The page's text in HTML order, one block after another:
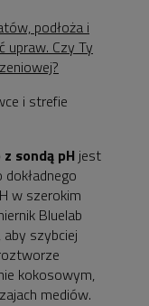
podłoża i
upraw. Czy Ty
i strefie
sondą pH jest
w szerokim
Bluelab
szybciej
kokosowym,
mediów.